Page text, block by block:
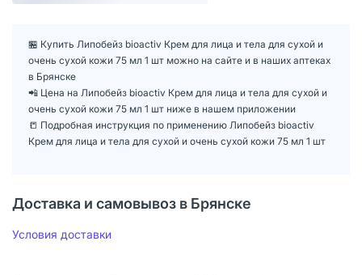
🏪 Купить Липобейз bioactiv Крем для лица и тела для сухой и
очень сухой кожи 75 мл 1 шт можно на сайте и в наших аптеках
в Брянске
📲 Цена на Липобейз bioactiv Крем для лица и тела для сухой и
очень сухой кожи 75 мл 1 шт ниже в нашем приложении
📒 Подробная инструкция по применению Липобейз bioactiv
Крем для лица и тела для сухой и очень сухой кожи 75 мл 1 шт
Доставка и самовывоз в Брянске
Условия доставки